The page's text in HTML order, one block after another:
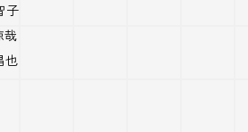
子
哉
也